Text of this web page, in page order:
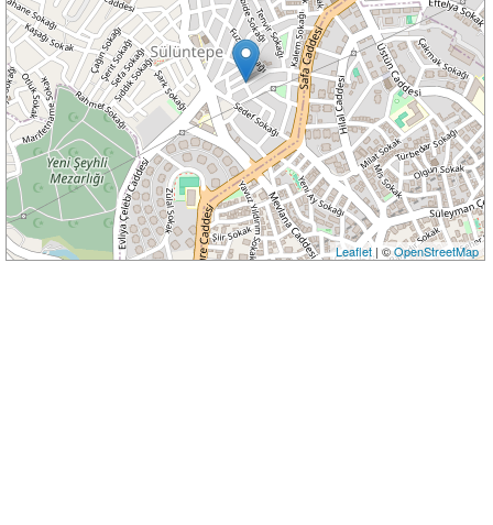
Leaflet| ©OpenStreetMap